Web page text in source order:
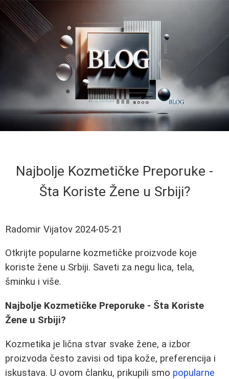
Najbolje Kozmetičke Preporuke -
Šta Koriste Žene u Srbiji?
Radomir Vijatov 2024-05-21
Otkrijte popularne kozmetičke proizvode koje
koriste žene u Srbiji. Saveti za negu lica, tela,
šminku i više.
Najbolje Kozmetičke Preporuke - Šta Koriste
Žene u Srbiji?
Kozmetika je lična stvar svake žene, a izbor
proizvoda često zavisi od tipa kože, preferencija i
iskustava. U ovom članku, prikupili smo popularne